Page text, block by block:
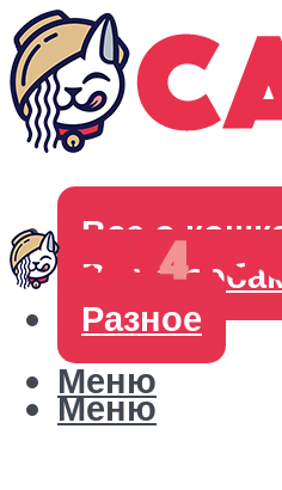
Все о
Все о
Разное
Меню
Меню